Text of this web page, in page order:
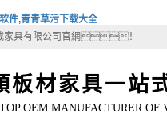
件,青青草污下载大全
家具有限公司官網！
板材家具一站
OEM MANUFACTURER OF